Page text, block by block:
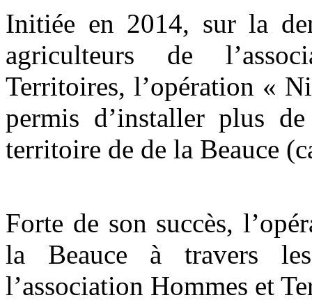
Initiée en 2014, sur la
agriculteurs de
Territoires, l’opération «
permis d’installer plus
territoire de de la Beauce
Forte de son succès,
la Beauce à travers
l’association Hommes et